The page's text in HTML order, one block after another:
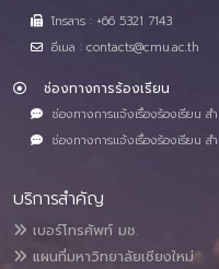
โทรสาร : +66 5321 7143
อีเมล : contacts@cmu.ac.th
ช่องทางการร้องเรียน
ช่องทางการแจ้งเรื่องร้องเรียน
ช่องทางการแจ้งเรื่องร้องเรียน
บริการสำคัญ
เบอร์โทรศัพท์ มช.
แผนที่มหาวิทยาลัยเชียงใหม่